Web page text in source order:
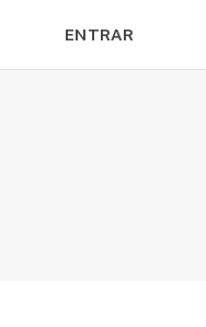
ENTRAR